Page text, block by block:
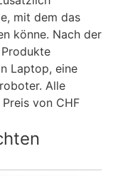
mit dem das
könne. Nach der
Laptop, eine
Alle
von CHF